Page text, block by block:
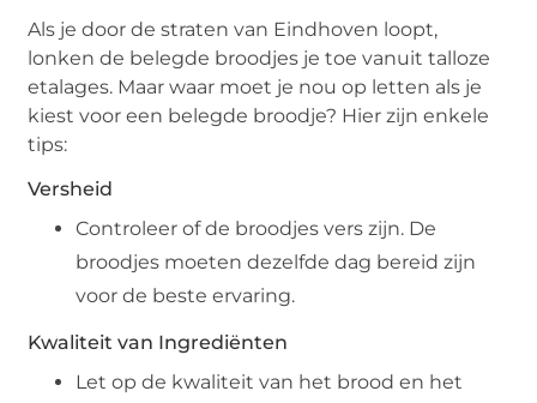
Als je door de straten van Eindhoven loopt,
lonken de belegde broodjes je toe vanuit talloze
etalages. Maar waar moet je nou op letten als je
kiest voor een belegde broodje? Hier zijn enkele
tips:
Versheid
Controleer of de broodjes vers zijn. De
broodjes moeten dezelfde dag bereid zijn
voor de beste ervaring.
Kwaliteit van Ingrediënten
Let op de kwaliteit van het brood en het